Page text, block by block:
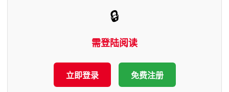
🔒
需登陆阅读
立即登录 免费注册